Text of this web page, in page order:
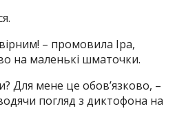
– промовила Іра,
на маленькі шматочки.
Для мене це обов’язково, –
погляд з диктофона на